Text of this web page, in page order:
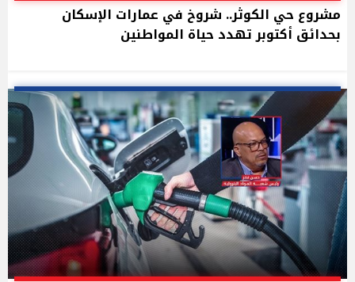
مشروع حي الكوثر.. شروخ في عمارات الإسكان
بحدائق أكتوبر تهدد حياة المواطنين